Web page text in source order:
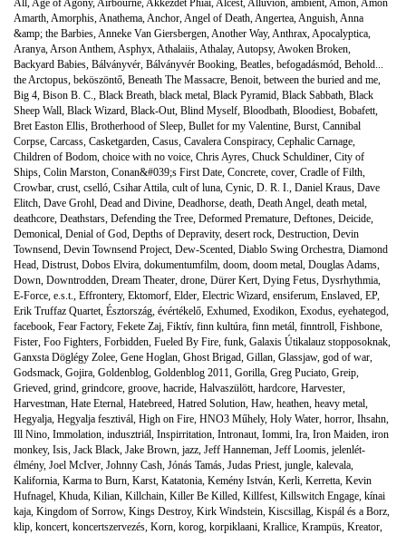
All,Age of Agony,Airbourne,Akkezdet Phiai,Alcest,Alluvion, ambient,Amon,Amon
Amarth,Amorphis,Anathema,Anchor,Angel of Death,Angertea,Anguish,Anna
&amp; the Barbies,Anneke Van Giersbergen,Another Way,Anthrax,Apocalyptica,
Aranya,Arson Anthem,Asphyx,Athalaiis,Athalay,Autopsy,Awoken Broken,
Backyard Babies, Bálványvér, Bálványvér Booking, Beatles, befogadásmód, Behold...
the Arctopus, beköszöntő, Beneath The Massacre, Benoit, between the buried and me,
Big 4, Bison B. C., Black Breath, black metal, Black Pyramid, Black Sabbath, Black
Sheep Wall, Black Wizard, Black-Out, Blind Myself, Bloodbath, Bloodiest, Bobafett,
Bret Easton Ellis, Brotherhood of Sleep, Bullet for my Valentine, Burst, Cannibal
Corpse, Carcass, Casketgarden, Casus, Cavalera Conspiracy, Cephalic Carnage,
Children of Bodom, choice with no voice, Chris Ayres, Chuck Schuldiner, City of
Ships, Colin Marston, Conan&#039;s First Date, Concrete, cover, Cradle of Filth,
Crowbar, crust, cselló, Csihar Attila, cult of luna, Cynic, D. R. I., Daniel Kraus, Dave
Elitch, Dave Grohl, Dead and Divine, Deadhorse, death, Death Angel, death metal,
deathcore, Deathstars, Defending the Tree, Deformed Premature, Deftones, Deicide,
Demonical, Denial of God, Depths of Depravity, desert rock, Destruction, Devin
Townsend, Devin Townsend Project, Dew-Scented, Diablo Swing Orchestra, Diamond
Head, Distrust, Dobos Elvira, dokumentumfilm, doom, doom metal, Douglas Adams,
Down, Downtrodden, Dream Theater, drone, Dürer Kert, Dying Fetus, Dysrhythmia,
E-Force, e.s.t., Effrontery, Ektomorf, Elder, Electric Wizard, ensiferum, Enslaved, EP,
Erik Truffaz Quartet, Észtország, évértékelő, Exhumed, Exodikon, Exodus, eyehategod,
facebook, Fear Factory, Fekete Zaj, Fiktív, finn kultúra, finn metál, finntroll, Fishbone,
Fister, Foo Fighters, Forbidden, Fueled By Fire, funk, Galaxis Útikalauz stopposoknak,
Ganxsta Döglégy Zolee, Gene Hoglan, Ghost Brigad, Gillan, Glassjaw, god of war,
Godsmack, Gojira, Goldenblog, Goldenblog 2011, Gorilla, Greg Puciato, Greip,
Grieved, grind, grindcore, groove, hacride, Halvaszülött, hardcore, Harvester,
Harvestman, Hate Eternal, Hatebreed, Hatred Solution, Haw, heathen, heavy metal,
Hegyalja, Hegyalja fesztivál, High on Fire, HNO3 Műhely, Holy Water, horror, Ihsahn,
Ill Nino, Immolation, indusztriál, Inspirritation, Intronaut, Iommi, Ira, Iron Maiden, iron
monkey, Isis, Jack Black, Jake Brown, jazz, Jeff Hanneman, Jeff Loomis, jelenlét-
élmény, Joel McIver, Johnny Cash, Jónás Tamás, Judas Priest, jungle, kalevala,
Kalifornia, Karma to Burn, Karst, Katatonia, Kemény István, Kerli, Kerretta, Kevin
Hufnagel, Khuda, Kilian, Killchain, Killer Be Killed, Killfest, Killswitch Engage, kínai
kaja, Kingdom of Sorrow, Kings Destroy, Kirk Windstein, Kiscsillag, Kispál és a Borz,
klip, koncert, koncertszervezés, Korn, korog, korpiklaani, Krallice, Krampüs, Kreator,